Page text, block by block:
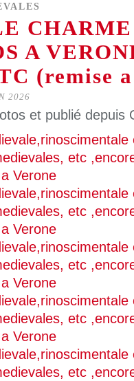
A
(remise
2026
et publié depuis